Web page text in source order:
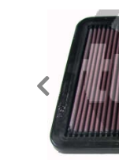
About
Services
Clients
Productos